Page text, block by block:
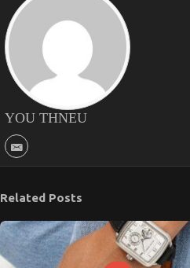
YOU THNEU
Related Posts